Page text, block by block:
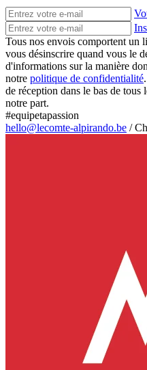
Tous nos envois comportent un
vous désinscrire quand vous le
d'informations sur la manière
notre politique de confidentialité
de réception dans le bas de tous
notre part.
#equipetapassion
hello@lecomte-alpirando.be /